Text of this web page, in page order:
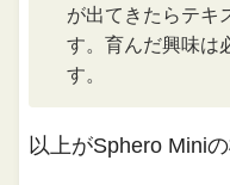
が出てきたらテキ
す。育んだ興味は
す。
以上がSphero Miniの